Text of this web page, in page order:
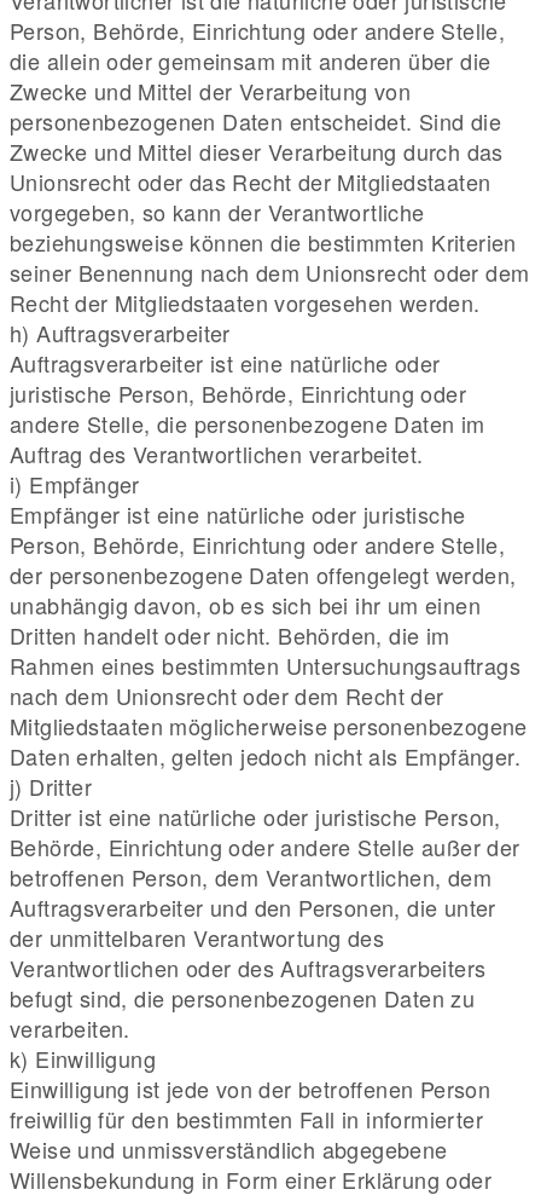
Person, Behörde, Einrichtung oder andere Stelle,
die allein oder gemeinsam mit anderen über die
Zwecke und Mittel der Verarbeitung von
personenbezogenen Daten entscheidet. Sind die
Zwecke und Mittel dieser Verarbeitung durch das
Unionsrecht oder das Recht der Mitgliedstaaten
vorgegeben, so kann der Verantwortliche
beziehungsweise können die bestimmten Kriterien
seiner Benennung nach dem Unionsrecht oder dem
Recht der Mitgliedstaaten vorgesehen werden.
h) Auftragsverarbeiter
Auftragsverarbeiter ist eine natürliche oder
juristische Person, Behörde, Einrichtung oder
andere Stelle, die personenbezogene Daten im
Auftrag des Verantwortlichen verarbeitet.
i) Empfänger
Empfänger ist eine natürliche oder juristische
Person, Behörde, Einrichtung oder andere Stelle,
der personenbezogene Daten offengelegt werden,
unabhängig davon, ob es sich bei ihr um einen
Dritten handelt oder nicht. Behörden, die im
Rahmen eines bestimmten Untersuchungsauftrags
nach dem Unionsrecht oder dem Recht der
Mitgliedstaaten möglicherweise personenbezogene
Daten erhalten, gelten jedoch nicht als Empfänger.
j) Dritter
Dritter ist eine natürliche oder juristische Person,
Behörde, Einrichtung oder andere Stelle außer der
betroffenen Person, dem Verantwortlichen, dem
Auftragsverarbeiter und den Personen, die unter
der unmittelbaren Verantwortung des
Verantwortlichen oder des Auftragsverarbeiters
befugt sind, die personenbezogenen Daten zu
verarbeiten.
k) Einwilligung
Einwilligung ist jede von der betroffenen Person
freiwillig für den bestimmten Fall in informierter
Weise und unmissverständlich abgegebene
Willensbekundung in Form einer Erklärung oder